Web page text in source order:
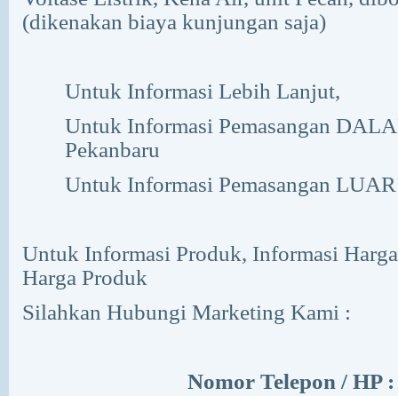
(dikenakan biaya kunjungan saja)
Untuk Informasi Lebih Lanjut,
Untuk Informasi Pemasangan
Pekanbaru
Untuk Informasi Pemasangan
Untuk Informasi Produk, Informasi
Harga Produk
Silahkan Hubungi Marketing Kami :
Nomor Telepon / HP :